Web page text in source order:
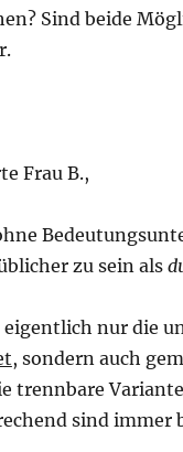
Sind beide
Frau B.,
zu sein als
nur die
, sondern auch
trennbare Variante
sind immer